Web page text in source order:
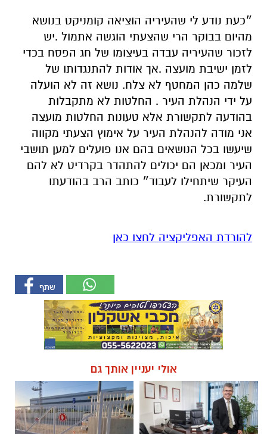
״כעת נודע לי שהעיריה הוציאה קומניקט בנושא
מהיום בבוקר הרי שהצעתי הוגשה אתמול .יש
לזכור שהעיריה עבדה בעיצומו של חג הפסח בכדי
לזמן ישיבת מועצה .אך אודות להתנגדותו של
שלמה כהן המחטף לא צלח. נושא זה לא הועלה
על ידי הנהלת העיר . החלטות לא מתקבלות
בהודעה לתקשורת אלא טעונות החלטות מועצה
אני מודה להנהלת העיר על אימוץ הצעתי מקווה
שיעשו בכל הנושאים בהם אנו פועלים למען תושבי
העיר ומכאן הם יכולים להתהדר בקרדיט לא להם
העיקר שיתחילו לעבוד״ כותב הרב בהודעתו
לתקשורת.
להורדת האפליקציה לחצו כאן
אולי יעניין אותך גם